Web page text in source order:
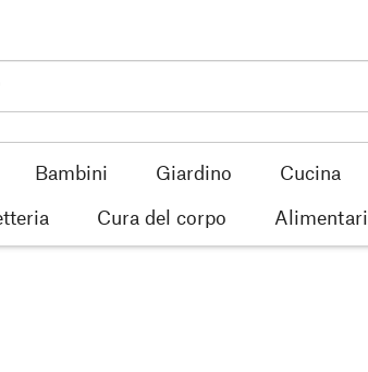
Bambini Giardino Cucina
Cura del corpo Alimentari